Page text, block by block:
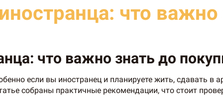
что
что важно знать до
если вы иностранец и планируете жить, сдавать в
собраны практичные рекомендации, что стоит